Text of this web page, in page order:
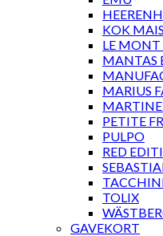
KOK
LE
MANTAS
MARIUS
PETITE
PULPO
RED
TOLIX
GAVEKORT